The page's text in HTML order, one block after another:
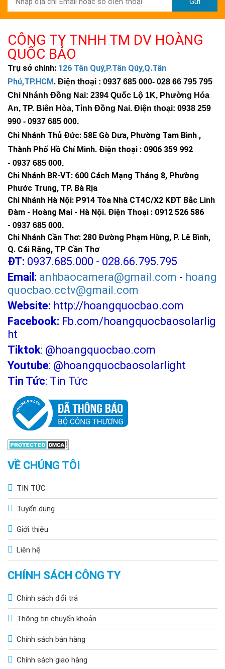
Chi Nhánh BR-VT: 477 Cách Mạng Tháng 8, P.Phước Nguyên, TP.
Chi Nhánh Hà Nội: P914 Tòa Nhà CT4C/X2 KĐT Bắc Linh Đàm -
Hoàng Mai - Hà Nội.
ĐT: 09153 77770 - 028.66.795.795
- Cam kết bảo hành 2 Năm cho đèn
- Tuổi thọ tấm pin lên đến 25 năm
- Hỗ trợ quý khách hàng 24/7
Giao hàng các tỉnh siêu nhanh chỉ từ 1 - 2
ngày
Cần Tìm Đại Lý Phân Phối Trên Toàn Quốc.
Giao hàng các tỉnh theo hình thức :Giao hàng - kiểm tra hàng
- thanh toán .
CÔNG TY TNHH TM DV HOÀNG
QUỐC BẢO
Trụ sở chính: 126 Tân Quý,P.Tân Qúy,Q.Tân
Phú,TP.HCM. Điện thoại : 0937 685 000- 028 66 795 795
Chi Nhánh Đồng Nai: 2394 Quốc Lộ 1K, Phường Hóa
An, TP. Biên Hòa, Tỉnh Đồng Nai. Điện thoại: 0938 259
990 - 0937 685 000.
Chi Nhánh Thủ Đức: 58E Gò Dưa, Phường Tam Bình ,
Thành Phố Hồ Chí Minh. Điện thoại : 0906 359 992
- 0937 685 000.
Chi Nhánh BR-VT: 600 Cách Mạng Tháng 8, Phường
Phước Trung, TP. Bà Rịa
Chi Nhánh Hà Nội: P914 Tòa Nhà CT4C/X2 KĐT Bắc Linh
Đàm - Hoàng Mai - Hà Nội. Điện Thoại : 0912 526 586
- 0937 685 000.
Chi Nhánh Cần Thơ: 280 Đường Phạm Hùng, P. Lê Bình,
Q. Cái Răng, TP Cần Thơ
ĐT: 0937.685.000 - 028.66.795.795
Email: anhbaocamera@gmail.com - hoang
quocbao.cctv@gmail.com
Website: http://hoangquocbao.com
Facebook: Fb.com/hoangquocbaosolarlig
ht
Tiktok: @hoangquocbao.com
Youtube: @hoangquocbaosolarlight
Tin Tức: Tin Tức
VỀ CHÚNG TÔI
TIN TỨC
Tuyển dụng
Giới thiệu
Liên hệ
CHÍNH SÁCH CÔNG TY
Chính sách đổi trả
Thông tin chuyển khoản
Chính sách bán hàng
Chính sách giao hàng